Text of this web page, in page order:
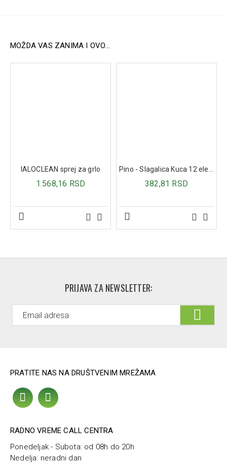
Vitamin C: 12,00 mg
Vitamin D3: 2,50 mcg
MOŽDA VAS ZANIMA I OVO...
IALOCLEAN sprej za grlo
1.568,16 RSD 382,81 RSD
PRIJAVA ZA NEWSLETTER:
PRATITE NAS NA DRUŠTVENIM MREŽAMA
RADNO VREME CALL CENTRA
Ponedeljak - Subota: od 08h do 20h
Nedelja: neradni dan